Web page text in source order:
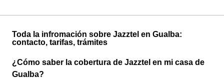
Toda la infromación sobre Jazztel en Gualba:
contacto, tarifas, trámites
¿Cómo saber la cobertura de Jazztel en mi casa de
Gualba?